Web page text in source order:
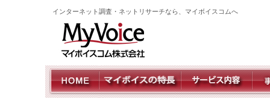
インターネット調査・ネットリサーチなら、マイボイスコムへ